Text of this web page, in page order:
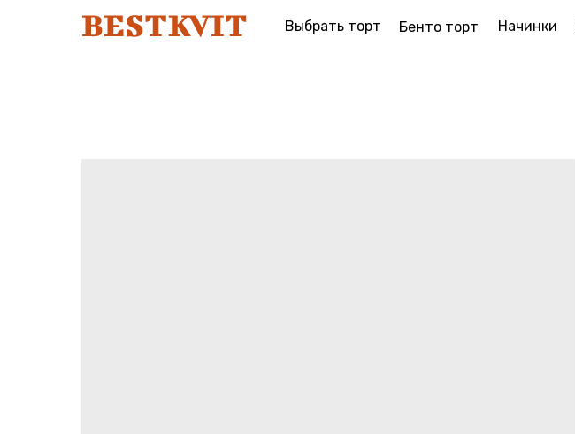
Выбрать торт Начинки
Бенто торт